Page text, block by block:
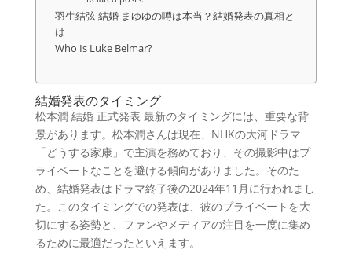
羽生結弦 結婚 まゆゆの噂は本当？結婚発表の真相と
は
Who Is Luke Belmar?
結婚発表のタイミング
松本潤 結婚 正式発表 最新のタイミングには、重要な背
景があります。松本潤さんは現在、NHKの大河ドラマ
「どうする家康」で主演を務めており、その撮影中はプ
ライベートなことを避ける傾向がありました。そのた
め、結婚発表はドラマ終了後の2024年11月に行われまし
た。このタイミングでの発表は、彼のプライベートを大
切にする姿勢と、ファンやメディアの注目を一度に集め
るために最適だったといえます。